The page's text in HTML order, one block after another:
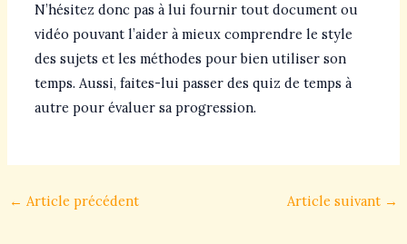
N’hésitez donc pas à lui fournir tout document ou
vidéo pouvant l’aider à mieux comprendre le style
des sujets et les méthodes pour bien utiliser son
temps. Aussi, faites-lui passer des quiz de temps à
autre pour évaluer sa progression.
← Article précédent Article suivant →